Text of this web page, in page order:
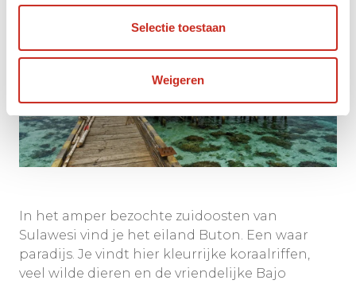
Selectie toestaan
Weigeren
In het amper bezochte zuidoosten van
Sulawesi vind je het eiland Buton. Een waar
paradijs. Je vindt hier kleurrijke koraalriffen,
veel wilde dieren en de vriendelijke Bajo